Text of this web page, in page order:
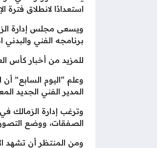
استعدادًا لانطلاق فترة
ويسعى مجلس إدارة
برنامجه الفني والبدني
للمزيد من أخبار كأس العالم 2026
وعلم “اليوم السابع”
المدير الفني الجديد
وترغب إدارة الزمالك
الصفقات، ووضع
ومن المنتظر أن تشهد